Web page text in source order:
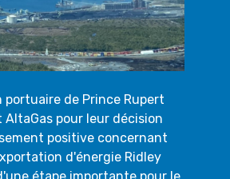
portuaire de Prince Rupert
pour leur décision
positive concernant
d'énergie Ridley